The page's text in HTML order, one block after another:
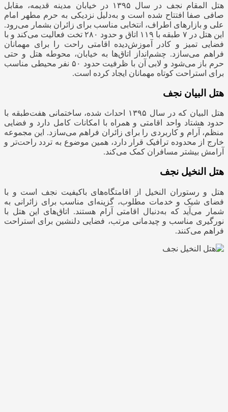
هتل المقام نجف در سال ۱۳۹۵ در خیابان مدینه قدیمه، مقابل
صافی صفا افتتاح شده است و به‌دلیل نزدیکی به حرم مطهر امام
علی و بازارهای اطراف، انتخابی مناسب برای زائران بشمار می‌‌رود.
این هتل در ۷ طبقه با ۱۱۹ اتاق و حدود ۲۸۰ تخت فعالیت می‌کند و با
فضایی تمیز و کادر آموزش‌دیده اقامتی راحت را برای مهمانان
فراهم می‌سازد. چشم‌انداز اتاق‌ها به خیابان، محوطه هتل و حتی
حرم باز می‌شود و لابی آن با ظرفیت حدود ۵۰ نفر محیطی مناسب
برای استراحت کوتاه مهمانان ایجاد کرده است.
هتل البیان نجف
هتل البیان که در سال ۱۳۹۵ احداث شده، ساختمانی هفت‌طبقه با
حدود هشتاد واحد اقامتی و همراه با امکانات کامل دارد و فضایی
منظم، آرام و کاربردی را برای زائران فراهم می‌سازد. این مجموعه
خارج از محدوده ترافیک قرار دارد، همین موضوع به تردد راحت‌تر و
آرامش بیشتر مسافران کمک می‌کند.
هتل النخیل نجف
هتل و رستوران النخیل از اقامتگاه‌های باکیفیت نجف است و با
فضای شیک و خدمات مطلوب، گزینه‌ای مناسب برای زائرانی به
شمار می‌آید که به‌دنبال اقامتی آرام هستند. اتاق‌های این هتل با
نورگیری مناسب و چیدمانی مرتب، فضایی دلنشین برای استراحت
فراهم می‌کنند.